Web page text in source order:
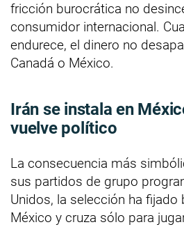
fricción burocrática no
consumidor internacional.
endurece, el dinero no
Canadá o México.
Irán se instala en
vuelve político
La consecuencia más
sus partidos de grupo
Unidos, la selección ha fijado
México y cruza sólo para